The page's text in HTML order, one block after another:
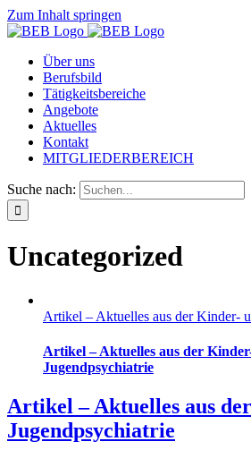
Zum Inhalt springen
Über uns
Berufsbild
Tätigkeitsbereiche
Angebote
Aktuelles
Kontakt
MITGLIEDERBEREICH
Suche nach:
Uncategorized
Artikel – Aktuelles aus der Kinder-
Artikel – Aktuelles aus der
Jugendpsychiatrie
Artikel – Aktuelles aus
Jugendpsychiatrie